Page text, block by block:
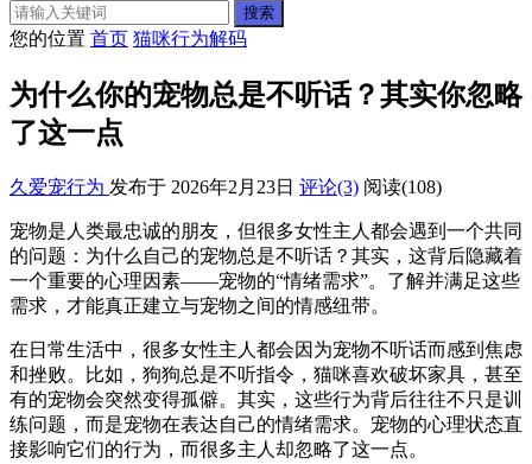
搜索
您的位置 首页 猫咪行为解码
为什么你的宠物总是不听话？其实你忽略
了这一点
久爱宠行为 发布于 2026年2月23日 评论(3) 阅读(108)
宠物是人类最忠诚的朋友，但很多女性主人都会遇到一个共同
的问题：为什么自己的宠物总是不听话？其实，这背后隐藏着
一个重要的心理因素——宠物的“情绪需求”。了解并满足这些
需求，才能真正建立与宠物之间的情感纽带。
在日常生活中，很多女性主人都会因为宠物不听话而感到焦虑
和挫败。比如，狗狗总是不听指令，猫咪喜欢破坏家具，甚至
有的宠物会突然变得孤僻。其实，这些行为背后往往不只是训
练问题，而是宠物在表达自己的情绪需求。宠物的心理状态直
接影响它们的行为，而很多主人却忽略了这一点。